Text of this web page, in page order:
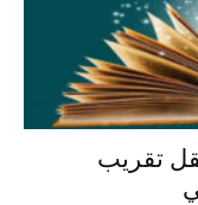
تقريب